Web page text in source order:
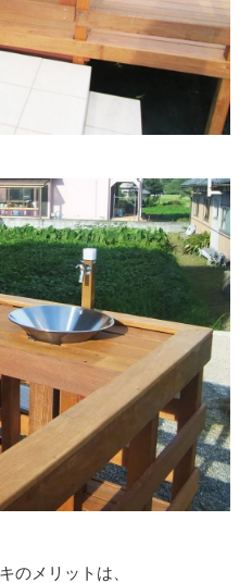
のメリットは、